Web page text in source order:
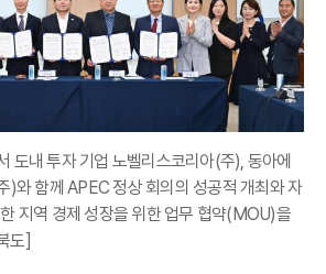
도내 투자 기업 노벨리스코리아(주), 동아에
)와 함께 APEC 정상 회의의 성공적 개최와 자
지역 경제 성장을 위한 업무 협약(MOU)을
도]